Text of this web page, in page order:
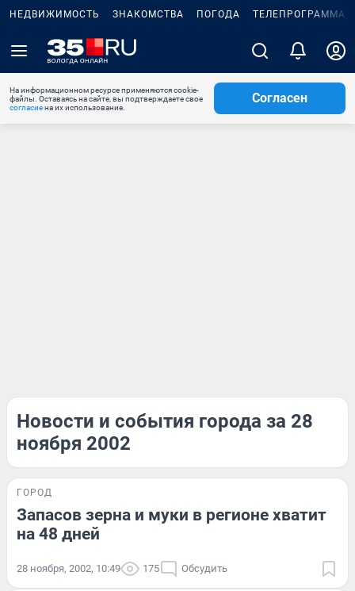
НЕДВИЖИМОСТЬ ЗНАКОМСТВА ПОГОДА ТЕЛЕПРОГРАММА
На информационном ресурсе применяются cookie-
файлы. Оставаясь на сайте, вы подтверждаете свое
согласиена их использование.
Согласен
Новости и события города за 28
ноября 2002
ГОРОД
Запасов зерна и муки в регионе хватит
на 48 дней
28 ноября, 2002, 10:49 175 Обсудить